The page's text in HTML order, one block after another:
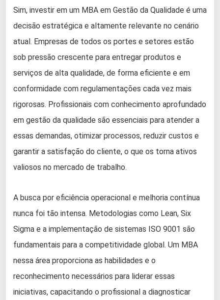
Sim, investir em um MBA em Gestão da Qualidade é uma
decisão estratégica e altamente relevante no cenário
atual. Empresas de todos os portes e setores estão
sob pressão crescente para entregar produtos e
serviços de alta qualidade, de forma eficiente e em
conformidade com regulamentações cada vez mais
rigorosas. Profissionais com conhecimento aprofundado
em gestão da qualidade são essenciais para atender a
essas demandas, otimizar processos, reduzir custos e
garantir a satisfação do cliente, o que os torna ativos
valiosos no mercado de trabalho.
A busca por eficiência operacional e melhoria contínua
nunca foi tão intensa. Metodologias como Lean, Six
Sigma e a implementação de sistemas ISO 9001 são
fundamentais para a competitividade global. Um MBA
nessa área proporciona as habilidades e o
reconhecimento necessários para liderar essas
iniciativas, capacitando o profissional a diagnosticar